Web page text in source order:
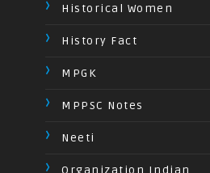
Historical Women
History Fact
MPGK
MPPSC Notes
Neeti
Organization Indian